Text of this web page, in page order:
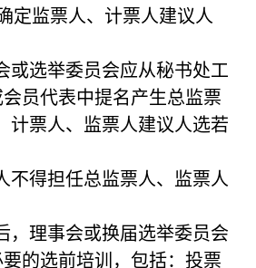
定监票人、计票人建议人
或选举委员会应从秘书处工
员代表中提名产生总监票
计票人、监票人建议人选若
不得担任总监票人、监票人
，理事会或换届选举委员会
的选前培训，包括：投票